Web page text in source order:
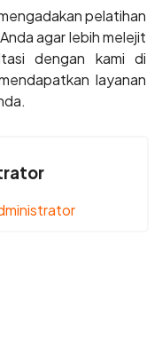
pelatihan
agar lebih melejit
dengan kami di
layanan